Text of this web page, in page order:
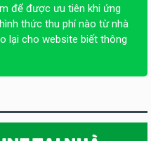
để được ưu tiên khi ứng
thức thu phí nào từ nhà
lại cho website biết thông